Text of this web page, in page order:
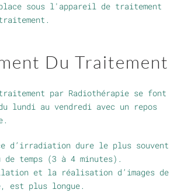
place sous l'appareil de traitement
Du Traitement
par Radiothérapie se font
lundi au vendredi avec un repos
d’irradiation dure le plus souvent
de temps (3 à 4 minutes).
et la réalisation d’images de
est plus longue.